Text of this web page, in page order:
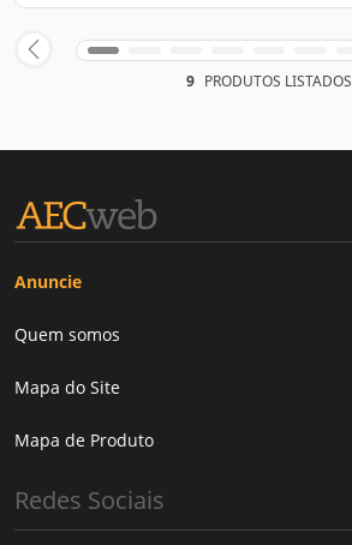
9 PRODUTOS LISTADOS
Anuncie
Quem somos
Mapa do Site
Mapa de Produto
Redes Sociais